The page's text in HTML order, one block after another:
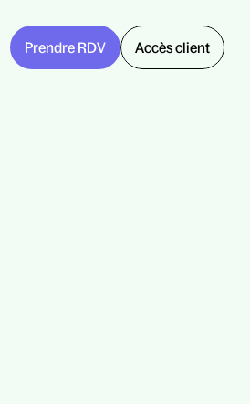
Prendre RDV Accès client